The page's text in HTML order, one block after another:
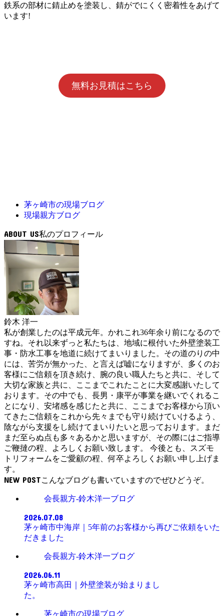
鉄系の部材に錆止めを塗装し、錆がでにくく密着性をあげて
います!
無料お見積はこちら
茅ヶ崎市の現場ブログ
現場親方ブログ
ABOUT US
鈴木 洋一
私が創業したのは平成元年。かれこれ36年余り前になるので
すね。それ以来ずっと私たちは、地域に根付いた外壁塗装工
事・防水工事を地道に続けてまいりました。その道のりの中
には、苦労が無かった、と言えば嘘になりますが、多くのお
客様にご信頼を頂き続け、腕の良い職人たちと共に、そして
大切な家族と共に、ここまでこれたことに大変感謝いたして
おります。その中でも、長男・康平が事業を継いでくれるこ
とになり、安堵感を感じたと共に、ここまでお客様から頂い
てきたご信頼をこれから先々までも守り続けていけるよう、
陰ながら支援をし続けてまいりたいと思っております。まだ
まだ至らぬ点も多々あるかと思いますが、その際にはご指導
ご鞭撻の程、よろしくお願い致します。 今後とも、スズモ
トリフォームをご愛顧の程、何卒よろしくお願い申し上げま
す。
NEW POST
会長親方-鈴木洋一ブログ
2026.07.08
茅ヶ崎市中海岸｜5年前のお客様から再びご依頼をいた
だきました
会長親方-鈴木洋一ブログ
2026.06.11
茅ヶ崎市高田｜外壁塗装が始まりまし
た。
茅ヶ崎市の現場ブログ